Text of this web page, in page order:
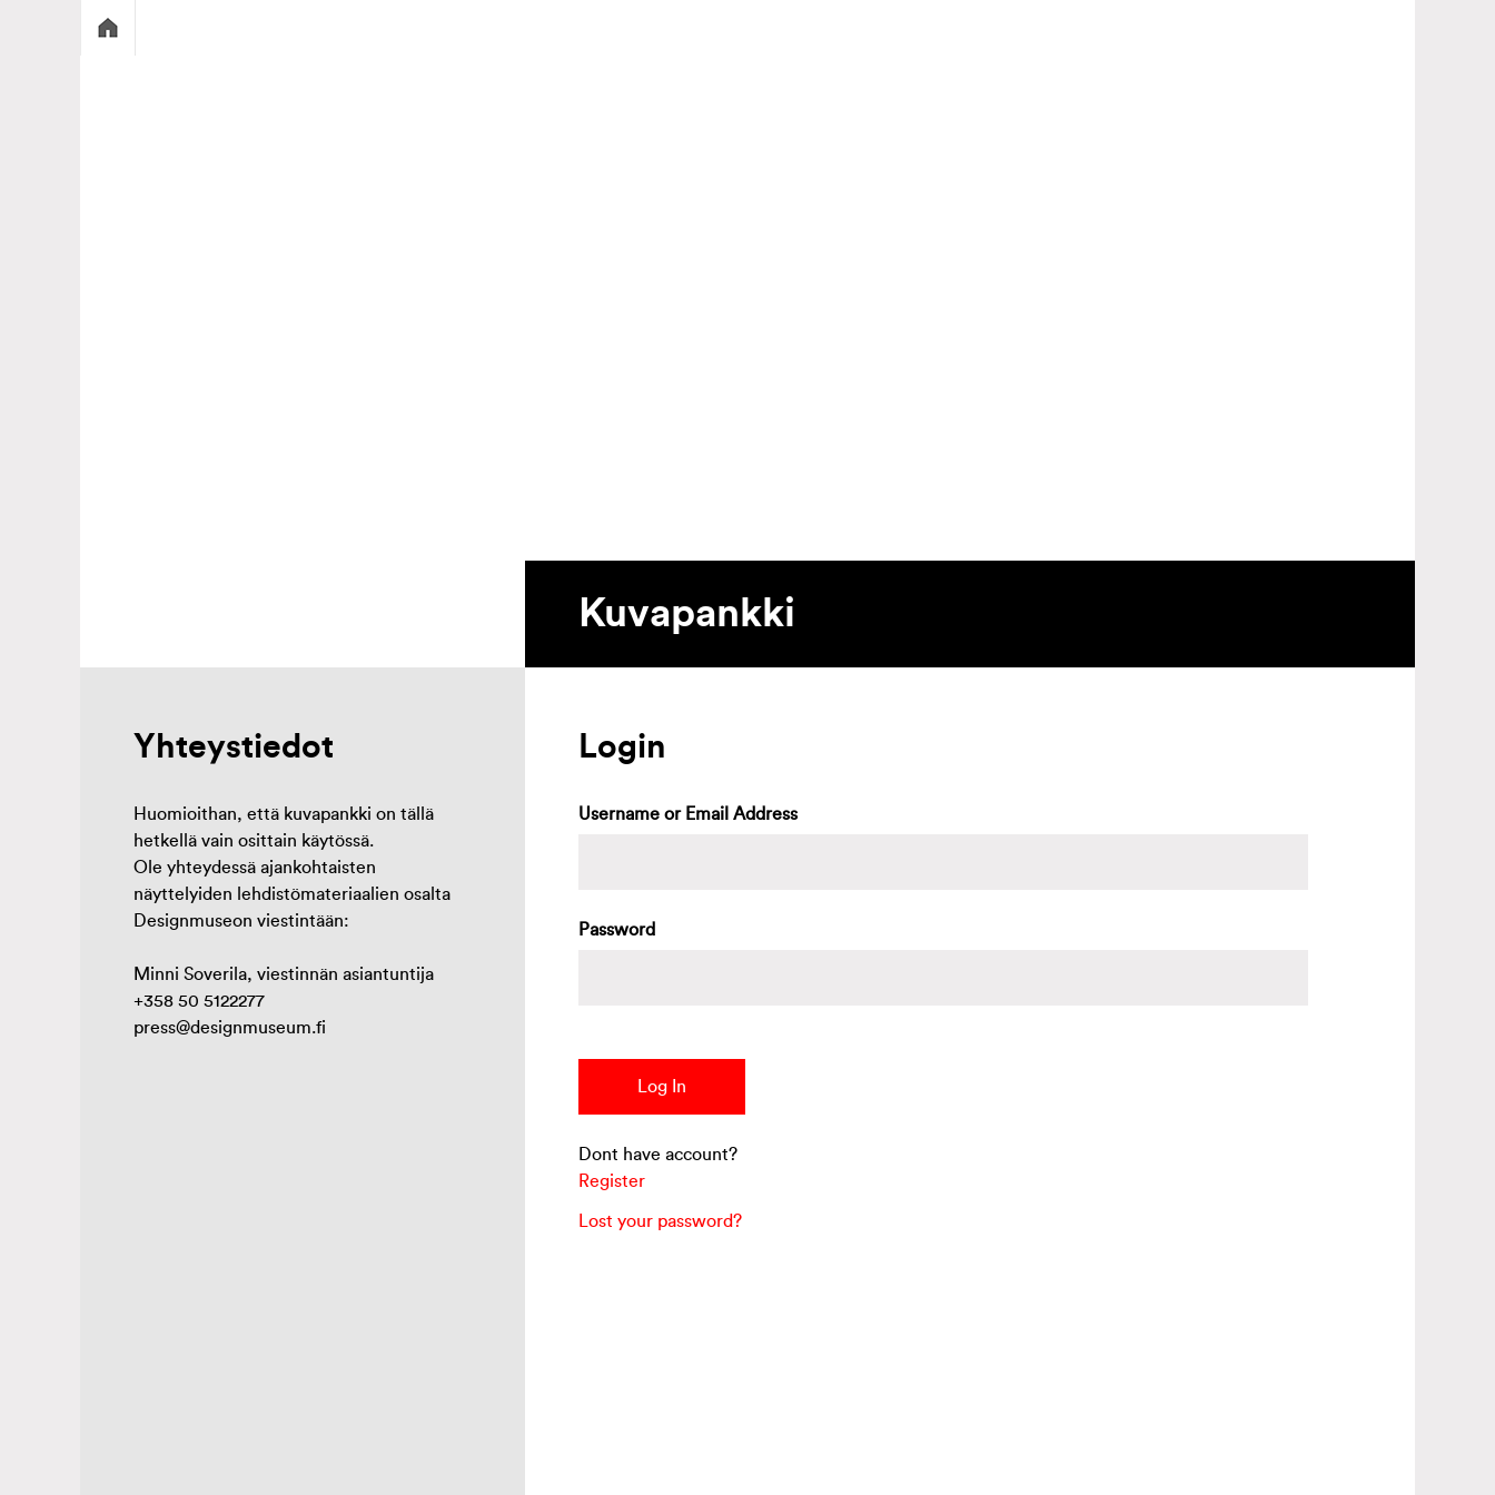
Kuvapankki
Yhteystiedot
Huomioithan, että kuvapankki on tällä
hetkellä vain osittain käytössä.
Ole yhteydessä ajankohtaisten
näyttelyiden lehdistömateriaalien osalta
Designmuseon viestintään:
Minni Soverila, viestinnän asiantuntija
+358 50 5122277
press@designmuseum.fi
Login
Username or Email Address
Password
Dont have account?
Register
Lost your password?